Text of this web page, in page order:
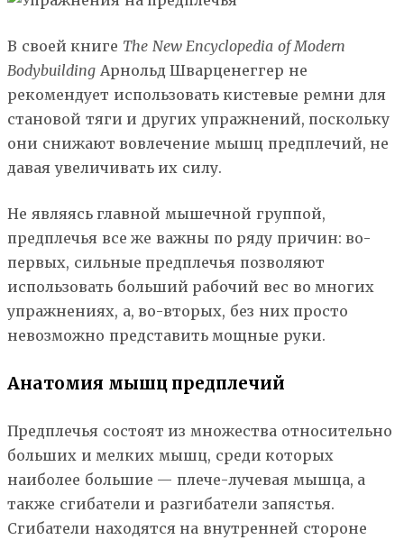
В своей книге The New Encyclopedia of Modern
Bodybuilding Арнольд Шварценеггер не
рекомендует использовать кистевые ремни для
становой тяги и других упражнений, поскольку
они снижают вовлечение мышц предплечий, не
давая увеличивать их силу.
Не являясь главной мышечной группой,
предплечья все же важны по ряду причин: во-
первых, сильные предплечья позволяют
использовать больший рабочий вес во многих
упражнениях, а, во-вторых, без них просто
невозможно представить мощные руки.
Анатомия мышц предплечий
Предплечья состоят из множества относительно
больших и мелких мышц, среди которых
наиболее большие — плече-лучевая мышца, а
также сгибатели и разгибатели запястья.
Сгибатели находятся на внутренней стороне